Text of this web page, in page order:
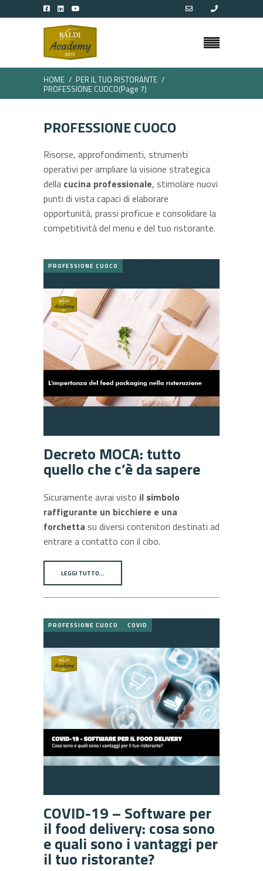
HOME
PER IL TUO RISTORANTE
PROFESSIONE CUOCO(Page 7)
PROFESSIONE CUOCO
Risorse, approfondimenti, strumenti
operativi per ampliare la visione strategica
della cucina professionale, stimolare nuovi
punti di vista capaci di elaborare
opportunità, prassi proficue e consolidare la
competitività del menu e del tuo ristorante.
PROFESSIONE CUOCO
Decreto MOCA: tutto
quello che c’è da sapere
Sicuramente avrai visto il simbolo
raffigurante un bicchiere e una
forchetta su diversi contenitori destinati ad
entrare a contatto con il cibo.
LEGGI TUTTO…
PROFESSIONE CUOCO COVID
COVID-19 – Software per
il food delivery: cosa sono
e quali sono i vantaggi per
il tuo ristorante?